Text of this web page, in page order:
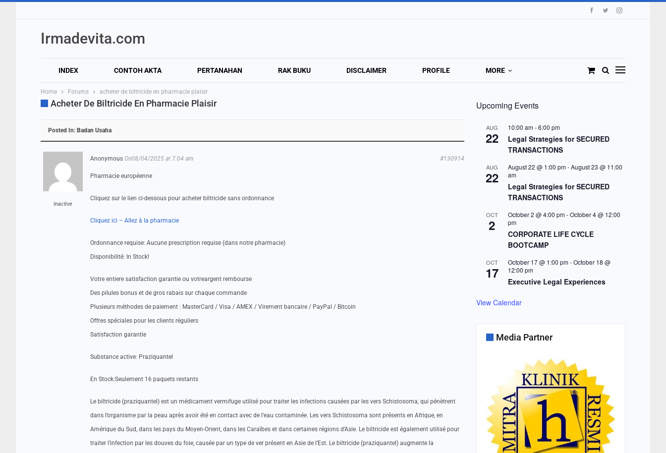
Irmadevita.com
INDEX CONTOH AKTA PERTANAHAN RAK BUKU DISCLAIMER PROFILE MORE
Home Forums acheter de biltricide en pharmacie plaisir
Acheter De Biltricide En Pharmacie Plaisir
Posted In: Badan Usaha
Inactive
Anonymous On08/04/2025 at 7:04 am #130914
Pharmacie européenne
Cliquez sur le lien ci-dessous pour acheter biltricide sans ordonnance
Cliquez ici – Allez à la pharmacie
Ordonnance requise: Aucune prescription requise (dans notre pharmacie)
Disponibilité: In Stock!
Votre entiere satisfaction garantie ou votreargent rembourse
Des pilules bonus et de gros rabais sur chaque commande
Plusieurs méthodes de paiement : MasterCard / Visa / AMEX / Virement bancaire / PayPal / Bitcoin
Offres spéciales pour les clients réguliers
Satisfaction garantie
Substance active: Praziquantel
En Stock:Seulement 16 paquets restants
Le biltricide (praziquantel) est un médicament vermifuge utilisé pour traiter les infections causées par les vers Schistosoma, qui pénètrent
dans l’organisme par la peau après avoir été en contact avec de l’eau contaminée. Les vers Schistosoma sont présents en Afrique, en
Amérique du Sud, dans les pays du Moyen-Orient, dans les Caraïbes et dans certaines régions d’Asie. Le biltricide est également utilisé pour
traiter l’infection par les douves du foie, causée par un type de ver présent en Asie de l’Est. Le biltricide (praziquantel) augmente la
Upcoming Events
AUG
22
10:00 am-6:00 pm
Legal Strategies for SECURED
TRANSACTIONS
AUG
22
August 22 @ 1:00 pm-August 23 @ 11:00
am
Legal Strategies for SECURED
TRANSACTIONS
OCT
2
October 2 @ 4:00 pm-October 4 @ 12:00
pm
CORPORATE LIFE CYCLE
BOOTCAMP
OCT
17
October 17 @ 1:00 pm-October 18 @
12:00 pm
Executive Legal Experiences
View Calendar
Media Partner